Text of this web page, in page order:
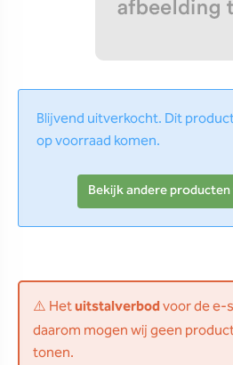
Blijvend uitverkocht. Dit
op voorraad komen.
Bekijk andere
⚠️ Hetuitstalverbodvoor de e-
daarom mogen wij geen
tonen.